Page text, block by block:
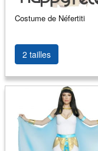
Costume de Néfertiti
2 tailles